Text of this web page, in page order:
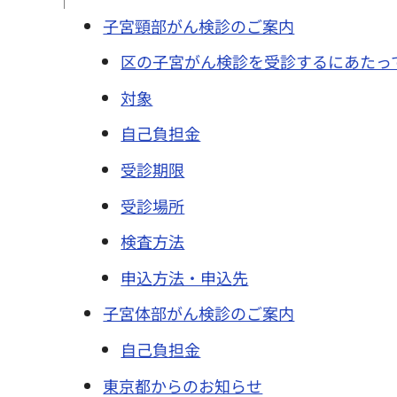
子宮頸部がん検診のご案内
区の子宮がん検診を受診するにあたっ
対象
自己負担金
受診期限
受診場所
検査方法
申込方法・申込先
子宮体部がん検診のご案内
自己負担金
東京都からのお知らせ